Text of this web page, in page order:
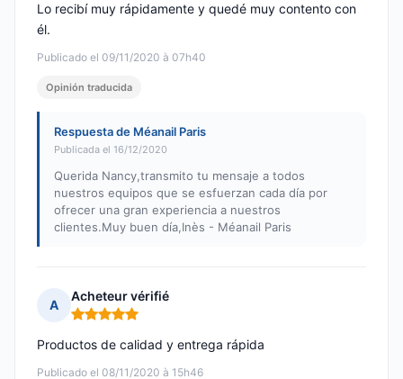
Publicado el 09/11/2020 à 07h40
Lo recibí muy rápidamente y quedé muy contento con
él.
Opinión traducida
Respuesta de Méanail Paris
Publicada el 16/12/2020
Querida Nancy,transmito tu mensaje a todos
nuestros equipos que se esfuerzan cada día por
ofrecer una gran experiencia a nuestros
clientes.Muy buen día,Inès - Méanail Paris
A
Acheteur vérifié
Nota: 5 de 5
Publicado el 08/11/2020 à 15h46
Productos de calidad y entrega rápida